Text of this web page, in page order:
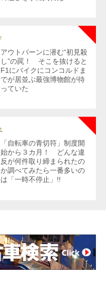
アウトバーンに潜む“初見殺
し”の罠！ そこを抜けると
F1にバイクにコンコルドま
でが居並ぶ最強博物館が待
っていた
「自転車の青切符」制度開
始から３カ月！ どんな違
反が何件取り締まられたの
か調べてみたら一番多いの
は「一時不停止」!!